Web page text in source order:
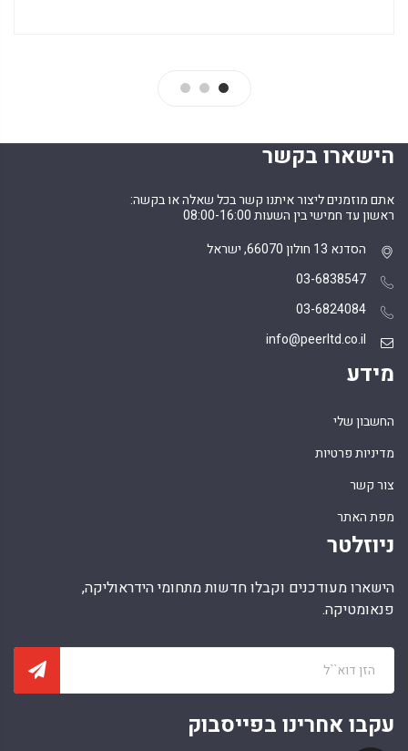
הישארו בקשר
אתם מוזמנים ליצור איתנו קשר בכל שאלה או בקשה:
ראשון עד חמישי בין השעות 08:00-16:00
הסדנא 13 חולון 66070, ישראל
03-6838547
03-6824084
info@peerltd.co.il
מידע
החשבון שלי
מדיניות פרטיות
צור קשר
מפת האתר
ניוזלטר
הישארו מעודכנים וקבלו חדשות מתחומי הידראוליקה,
פנאומטיקה.
עקבו אחרינו בפייסבוק